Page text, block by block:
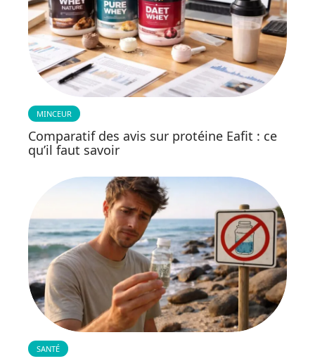
MINCEUR
Comparatif des avis sur protéine Eafit : ce
qu’il faut savoir
SANTÉ